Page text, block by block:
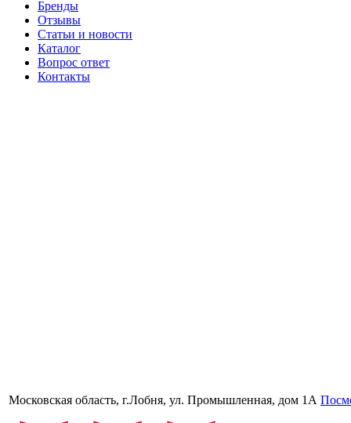
Бренды
Отзывы
Статьи и новости
Каталог
Вопрос ответ
Контакты
Московская область, г.Лобня, ул. Промышленная, дом 1А